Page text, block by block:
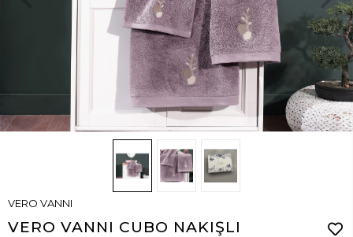
VERO VANNI
VERO VANNI CUBO NAKIŞLI